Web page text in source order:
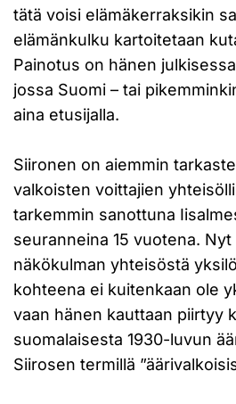
tätä voisi elämäkerraksikin
elämänkulku kartoitetaan
Painotus on hänen
jossa Suomi – tai
aina etusijalla.
Siironen on aiemmin
valkoisten voittajien
tarkemmin sanottuna
seuranneina 15 vuotena. Nyt
näkökulman yhteisöstä
kohteena ei kuitenkaan ole
vaan hänen kauttaan piirtyy
suomalaisesta 1930-luvun
Siirosen termillä